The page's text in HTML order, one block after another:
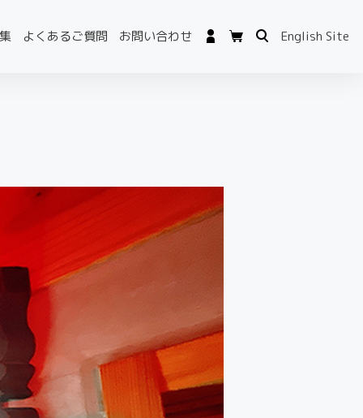
よくあるご質問 お問い合わせ English Site